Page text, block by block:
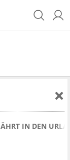
IN DEN